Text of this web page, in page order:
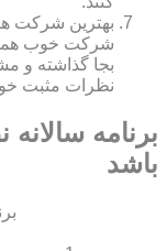
بهترین شرکت
شرکت خوب
بجا گذاشته و
نظرات مثبت
برنامه
باشد